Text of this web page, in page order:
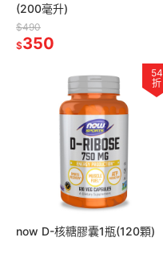
(200毫升)
$490
$350
54
折
now D-核糖膠囊1瓶(120顆)